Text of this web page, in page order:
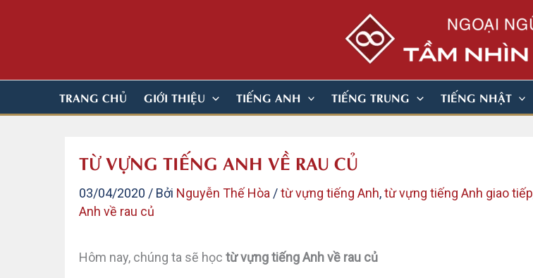
dung
TRANG CHỦ GIỚI THIỆU TIẾNG ANH TIẾNG TRUNG TIẾNG NHẬT
TỪ VỰNG TIẾNG ANH VỀ RAU CỦ
03/04/2020 / Bởi Nguyễn Thế Hòa /từ vựng tiếng Anh,từ vựng tiếng Anh giao tiếp
Anh về rau củ
Hôm nay, chúng ta sẽ học từ vựng tiếng Anh về rau củ